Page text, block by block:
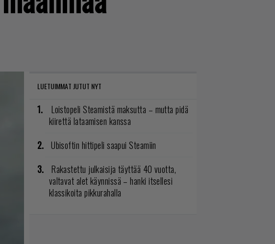
LUETUIMMAT JUTUT NYT
Loistopeli Steamistä maksutta – mutta pidä
kiirettä lataamisen kanssa
Ubisoftin hittipeli saapui Steamiin
Rakastettu julkaisija täyttää 40 vuotta,
valtavat alet käynnissä – hanki itsellesi
klassikoita pikkurahalla